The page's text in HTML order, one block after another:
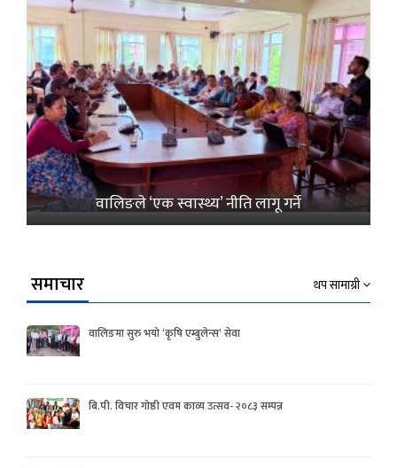
वालिङले ‘एक स्वास्थ्य’ नीति लागू गर्ने
समाचार थप सामाग्री
वालिङमा सुरु भयो ‘कृषि एम्बुलेन्स’ सेवा
बि.पी. विचार गोष्ठी एवम काव्य उत्सव- २०८३ सम्पन्न